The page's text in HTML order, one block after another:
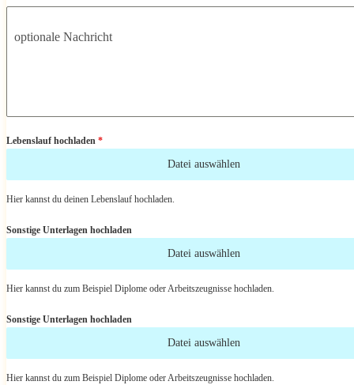
optionale Nachricht
Lebenslauf hochladen *
Datei auswählen
Hier kannst du deinen Lebenslauf hochladen.
Sonstige Unterlagen hochladen
Datei auswählen
Hier kannst du zum Beispiel Diplome oder Arbeitszeugnisse hochladen.
Sonstige Unterlagen hochladen
Datei auswählen
Hier kannst du zum Beispiel Diplome oder Arbeitszeugnisse hochladen.